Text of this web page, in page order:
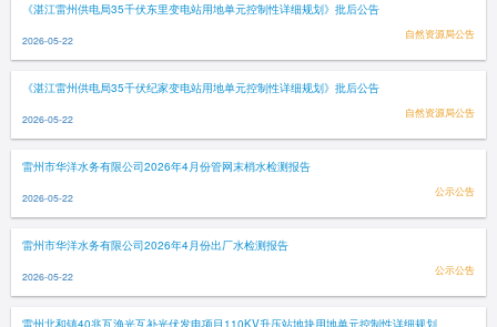
《湛江雷州供电局35千伏东里变电站用地单元控制性详细规划》批后公告
2026-05-22 自然资源局公告
《湛江雷州供电局35千伏纪家变电站用地单元控制性详细规划》批后公告
2026-05-22 自然资源局公告
雷州市华洋水务有限公司2026年4月份管网末梢水检测报告
2026-05-22 公示公告
雷州市华洋水务有限公司2026年4月份出厂水检测报告
2026-05-22 公示公告
雷州北和镇40兆瓦渔光互补光伏发电项目110KV升压站地块用地单元控制性详细规划